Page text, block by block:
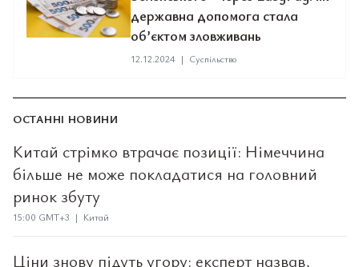
державна допомога стала
об’єктом зловживань
12.12.2024 | Суспільство
ОСТАННІ НОВИНИ
Китай стрімко втрачає позиції: Німеччина
більше не може покладатися на головний
ринок збуту
15:00 GMT+3 | Китай
Ціни знову підуть угору: експерт назвав,